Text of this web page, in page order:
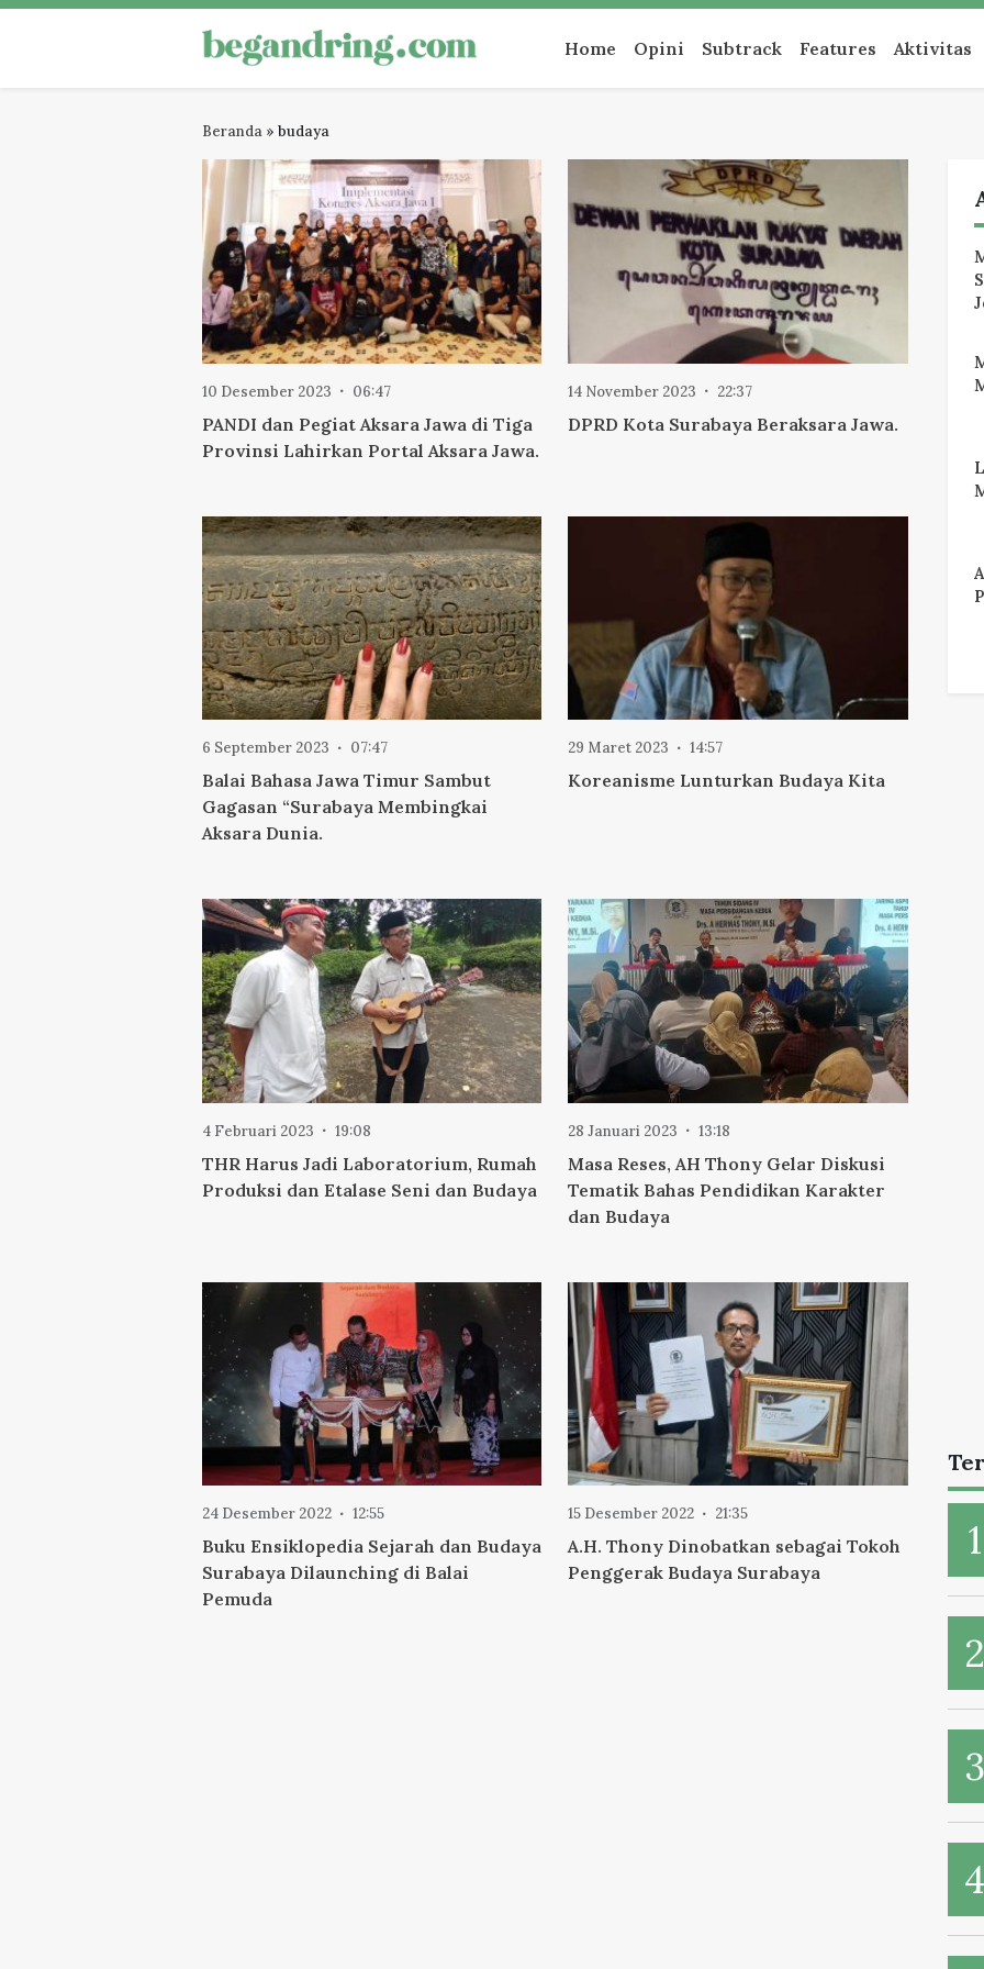
Skip
Begandring
Menjaga ingatan untuk masa depan Home Opini Subtrack Features Aktivitas
Beranda » budaya
10 Desember 2023 06:47
PANDI dan Pegiat Aksara Jawa di Tiga
Provinsi Lahirkan Portal Aksara Jawa.
14 November 2023 22:37
DPRD Kota Surabaya Beraksara Jawa.
6 September 2023 07:47
Balai Bahasa Jawa Timur Sambut
Gagasan “Surabaya Membingkai
Aksara Dunia.
29 Maret 2023 14:57
Koreanisme Lunturkan Budaya Kita
4 Februari 2023 19:08
THR Harus Jadi Laboratorium, Rumah
Produksi dan Etalase Seni dan Budaya
28 Januari 2023 13:18
Masa Reses, AH Thony Gelar Diskusi
Tematik Bahas Pendidikan Karakter
dan Budaya
24 Desember 2022 12:55
Buku Ensiklopedia Sejarah dan Budaya
Surabaya Dilaunching di Balai
Pemuda
15 Desember 2022 21:35
A.H. Thony Dinobatkan sebagai Tokoh
Penggerak Budaya Surabaya